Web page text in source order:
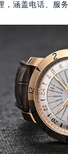
涵盖电话、服